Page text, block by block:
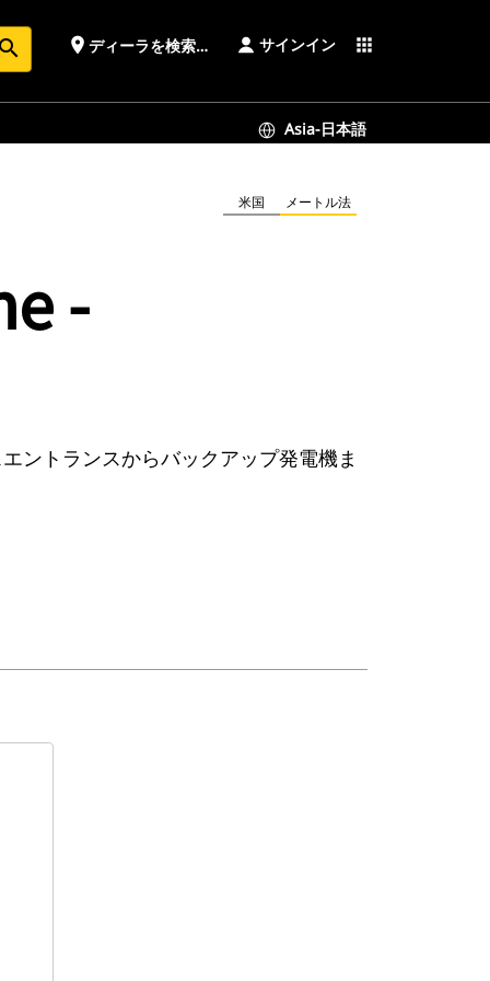
search place ディーラを検索する サインイン apps
Asia-日本語
米国 メートル法
-
ントランスからバックアップ発電機ま